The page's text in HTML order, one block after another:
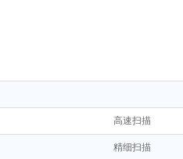
高速扫描
精细扫描